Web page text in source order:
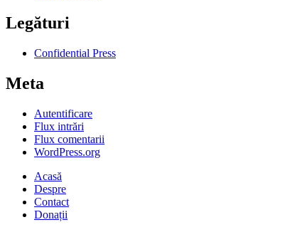
Legături
Confidential Press
Meta
Autentificare
Flux intrări
Flux comentarii
WordPress.org
Acasă
Despre
Contact
Donații